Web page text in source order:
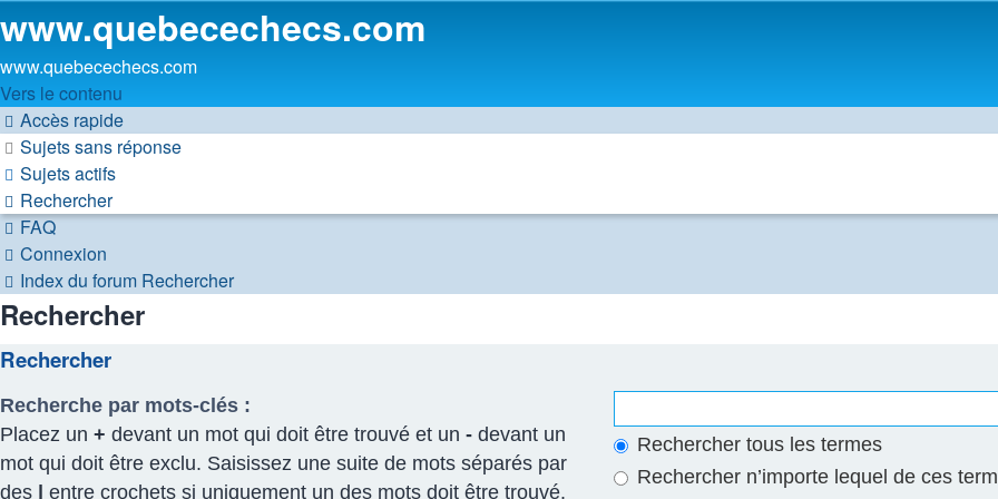
www.quebecechecs.com
www.quebecechecs.com
Vers le contenu
Accès rapide
Sujets sans réponse
Sujets actifs
Rechercher
FAQ
Connexion
Index du forum Rechercher
Rechercher
Rechercher
Recherche par mots-clés :
Placez un + devant un mot qui doit être trouvé et un - devant un
mot qui doit être exclu. Saisissez une suite de mots séparés par
des | entre crochets si uniquement un des mots doit être trouvé.
Rechercher tous les termes
Rechercher n’importe lequel de ces